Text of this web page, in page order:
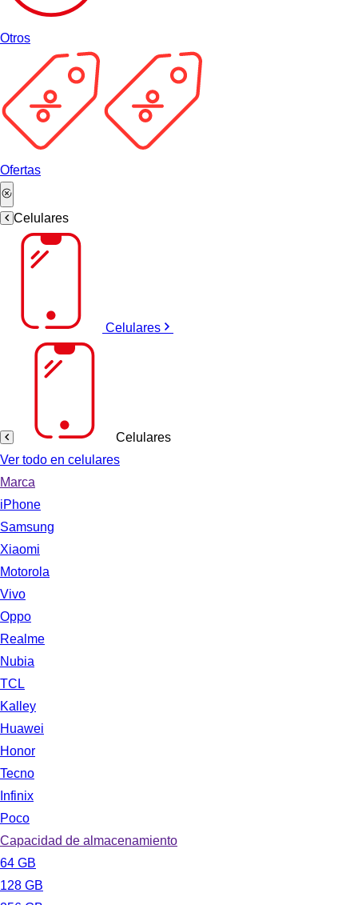
Otros
Ofertas
Celulares
Celulares
Celulares
Ver todo en celulares
Marca
iPhone
Samsung
Xiaomi
Motorola
Vivo
Oppo
Realme
Nubia
TCL
Kalley
Huawei
Honor
Tecno
Infinix
Poco
Capacidad de almacenamiento
64 GB
128 GB